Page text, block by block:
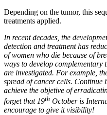
Depending on the tumor, this
treatments applied.
In recent decades, the
detection and treatment has
of women who die because of
ways to develop complementary
are investigated. For example,
spread of cancer cells. Continue
achieve the objetive of
forget that 19th October is
encourage to give it visibility!